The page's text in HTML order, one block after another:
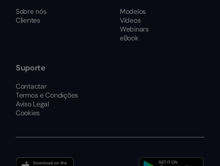
Sobre nós
Clientes
Modelos
Vídeos
Webinars
eBook
Suporte
Contactar
Termos e Condições
Aviso Legal
Cookies